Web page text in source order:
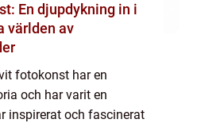
En djupdykning in i
världen av
fotokonst har en
och har varit en
inspirerat och fascinerat